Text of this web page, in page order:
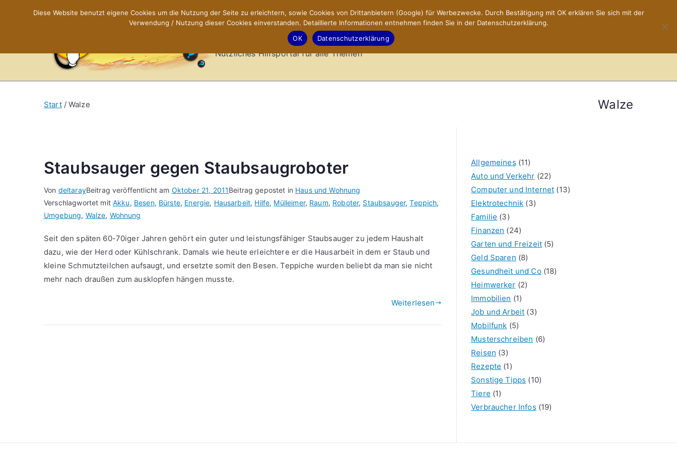
X-Sites.de – Hilfsportal
Nützliches Hilfsportal für alle Themen
Walze
Start Walze
Staubsauger gegen Staubsaugroboter
Von deltarayBeitrag veröffentlicht am Oktober 21, 2011Beitrag gepostet in Haus und Wohnung
Verschlagwortet mitAkku, Besen, Bürste, Energie, Hausarbeit, Hilfe, Mülleimer, Raum, Roboter, Staubsauger,Teppich,
Umgebung, Walze, Wohnung
Seit den späten 60-70iger Jahren gehört ein guter und leistungsfähiger Staubsauger zu jedem Haushalt
dazu, wie der Herd oder Kühlschrank. Damals wie heute erleichtere er die Hausarbeit in dem er Staub und
kleine Schmutzteilchen aufsaugt, und ersetzte somit den Besen. Teppiche wurden beliebt da man sie nicht
mehr nach draußen zum ausklopfen hängen musste.
Weiterlesen
Allgemeines (11)
Auto und Verkehr (22)
Computer und Internet (13)
Elektrotechnik (3)
Familie (3)
Finanzen (24)
Garten und Freizeit(5)
Geld Sparen (8)
Gesundheit und Co(18)
Heimwerker (2)
Immobilien (1)
Job und Arbeit (3)
Mobilfunk (5)
Musterschreiben (6)
Reisen (3)
Rezepte (1)
Sonstige Tipps (10)
Tiere (1)
Verbraucher Infos (19)
Diese Website benutzt eigene Cookies um die Nutzung der Seite zu erleichtern, sowie Cookies von Drittanbietern (Google) für Werbezwecke. Durch Bestätigung mit OK erklären Sie sich mit der
Verwendung / Nutzung dieser Cookies einverstanden. Detaillierte Informationen entnehmen finden Sie in der Datenschutzerklärung.
OK
Datenschutzerklärung